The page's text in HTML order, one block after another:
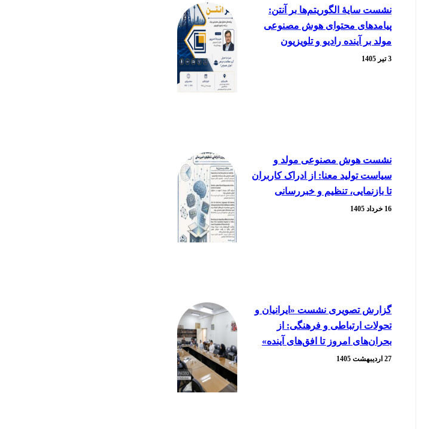
نشست سایۀ الگوریتم‌ها بر آنتن:
پیامدهای محتوای هوش مصنوعی
مولد بر آینده رادیو و تلویزیون
3 تیر 1405
نشست هوش مصنوعی مولد و
سیاست تولید معنا: از ادراک کاربران
تا بازنمایی، تنظیم و خبررسانی
16 خرداد 1405
گزارش تصویری نشست «ایرانیان و
تحولات ارتباطی و فرهنگی: از
بحران‌های امروز تا افق‌های آینده»
27 اردیبهشت 1405